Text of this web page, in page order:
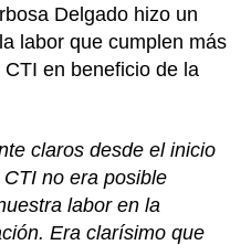
Delgado hizo un
labor que cumplen más
en beneficio de la
claros desde el inicio
no era posible
labor en la
Era clarísimo que